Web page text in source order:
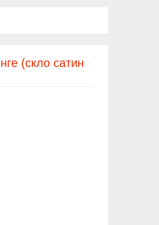
(скло сатин